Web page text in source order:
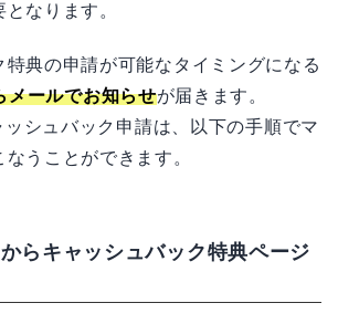
なります。
特典の申請が可能なタイミングになる
メールでお知らせが届きます。
ッシュバック申請は、以下の手順でマ
うことができます。
らキャッシュバック特典ページ